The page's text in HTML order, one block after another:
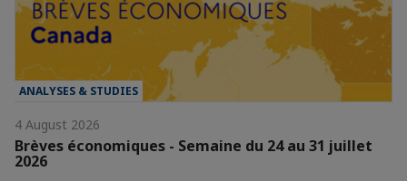
ANALYSES & STUDIES
4 August 2026
Brèves économiques - Semaine du 24 au 31 juillet
2026